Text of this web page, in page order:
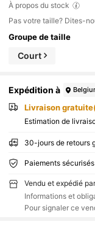
À propos du stock
Pas votre taille? Dites-
Groupe de taille
Court
Expédition à
Livraison
Estimation de
30-jours de retours
Paiements
Vendu et expédié
Informations et
Pour signaler ce